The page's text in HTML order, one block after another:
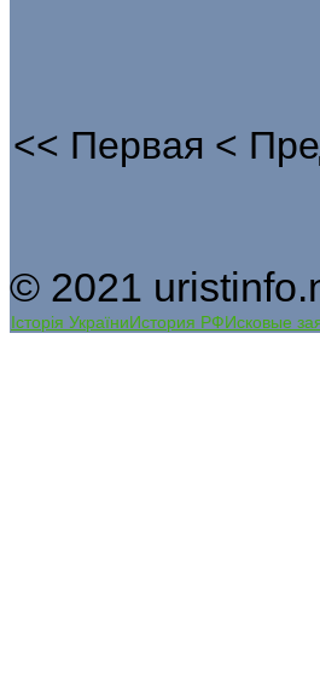
<< Первая <
© 2021
Історія УкраїниИстория РФИсковые